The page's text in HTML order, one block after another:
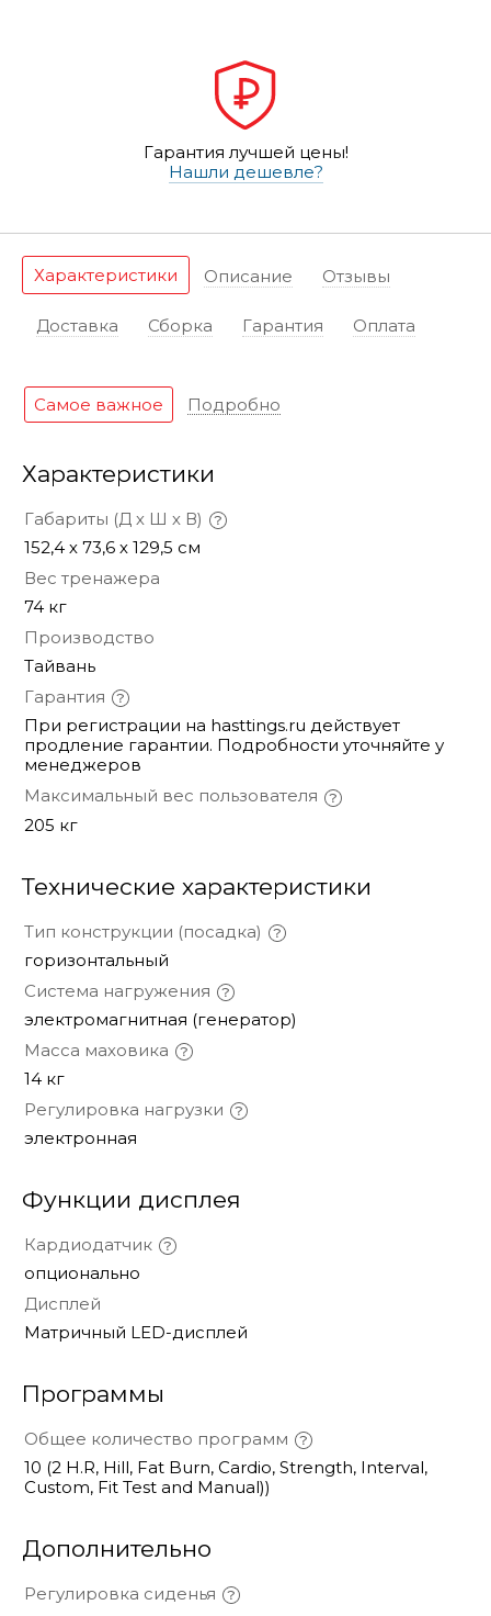
Гарантия лучшей цены!
Нашли дешевле?
Характеристики Описание Отзывы
Доставка Сборка Гарантия Оплата
Самое важное Подробно
Характеристики
Габариты (Д х Ш х В)
152,4 х 73,6 х 129,5 см
Вес тренажера
74 кг
Производство
Тайвань
Гарантия
При регистрации на hasttings.ru действует
продление гарантии. Подробности уточняйте у
менеджеров
Максимальный вес пользователя
205 кг
Технические характеристики
Тип конструкции (посадка)
горизонтальный
Система нагружения
электромагнитная (генератор)
Масса маховика
14 кг
Регулировка нагрузки
электронная
Функции дисплея
Кардиодатчик
опционально
Дисплей
Матричный LED-дисплей
Программы
Общее количество программ
10 (2 H.R, Hill, Fat Burn, Cardio, Strength, Interval,
Custom, Fit Test and Manual))
Дополнительно
Регулировка сиденья